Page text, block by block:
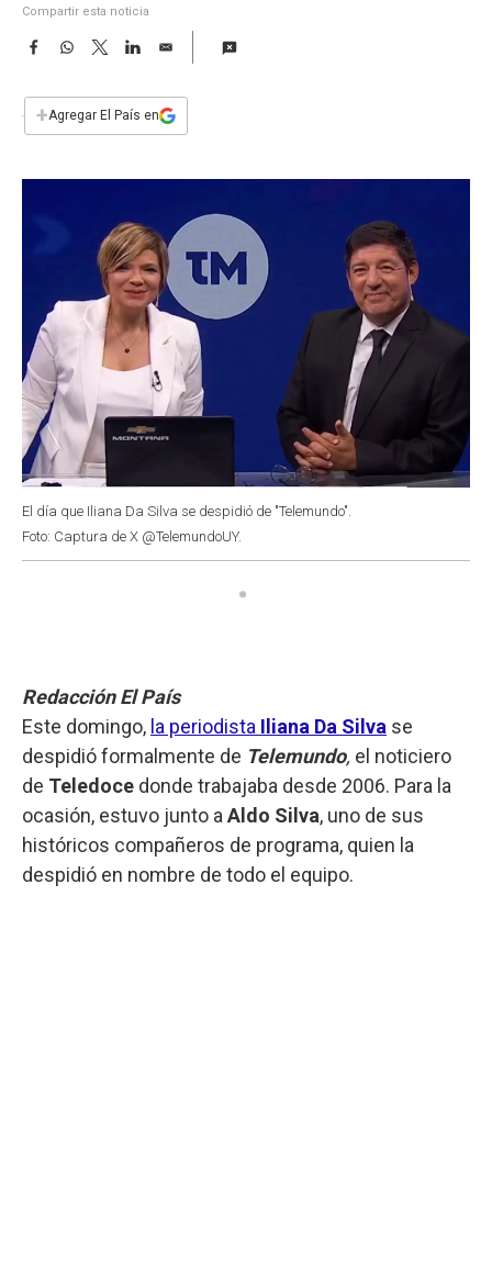
Compartir esta noticia
F
e
b
W
s
T
w
t
L
E
i
l
+Agregar El País en
El día que Iliana Da Silva se despidió de "Telemundo".
Foto: Captura de X @TelemundoUY.
Redacción El País
Este domingo, la periodista Iliana Da Silva se
despidió formalmente de Telemundo, el noticiero
de Teledoce donde trabajaba desde 2006. Para la
ocasión, estuvo junto a Aldo Silva, uno de sus
históricos compañeros de programa, quien la
despidió en nombre de todo el equipo.